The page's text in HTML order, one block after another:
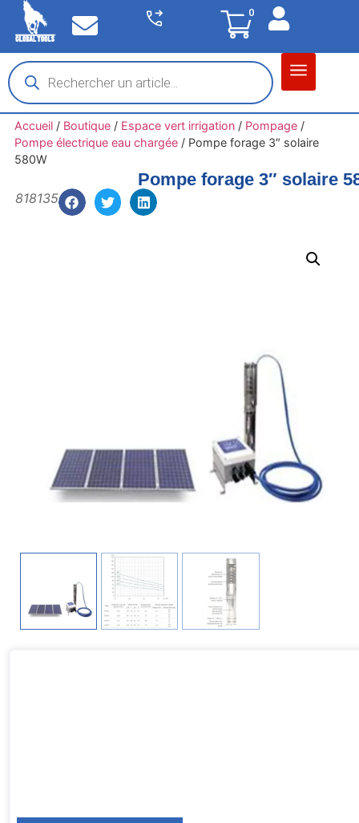
0
Accueil/ Boutique/ Espace vert irrigation/ Pompage/
Pompe électrique eau chargée/ Pompe forage 3″ solaire
580W
Pompe forage 3″ solaire
818135